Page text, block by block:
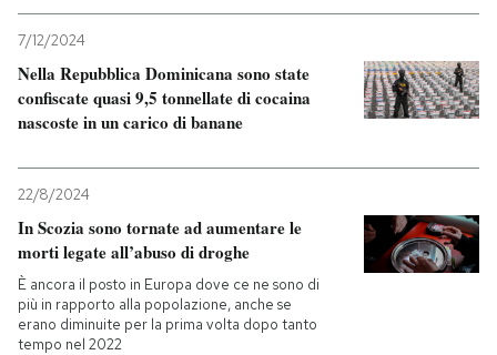
Economia
Altrecose
NEWSLETTER
I MIEI PREFERITI
7/12/2024
Nella Repubblica Dominicana sono state
confiscate quasi 9,5 tonnellate di cocaina
nascoste in un carico di banane
22/8/2024
In Scozia sono tornate ad aumentare le
morti legate all’abuso di droghe
È ancora il posto in Europa dove ce ne sono di
più in rapporto alla popolazione, anche se
erano diminuite per la prima volta dopo tanto
tempo nel 2022